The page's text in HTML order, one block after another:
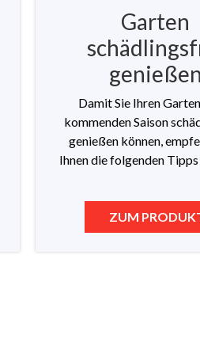
Garten
genießen
Damit Sie Ihren
kommenden Saison
genießen können,
Ihnen die folgenden Tipps
ZUM